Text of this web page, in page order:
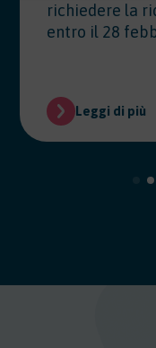
richiedere la
entro il 28
Leggi di più